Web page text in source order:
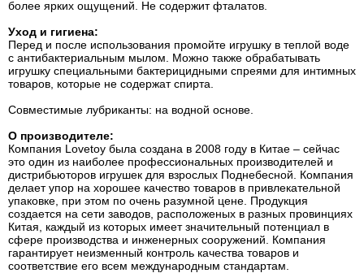
более ярких ощущений. Не содержит фталатов.
Уход и гигиена:
Перед и после использования промойте игрушку в теплой воде
с антибактериальным мылом. Можно также обрабатывать
игрушку специальными бактерицидными спреями для интимных
товаров, которые не содержат спирта.
Совместимые лубриканты: на водной основе.
О производителе:
Компания Lovetoy была создана в 2008 году в Китае – сейчас
это один из наиболее профессиональных производителей и
дистрибьюторов игрушек для взрослых Поднебесной. Компания
делает упор на хорошее качество товаров в привлекательной
упаковке, при этом по очень разумной цене. Продукция
создается на сети заводов, расположеных в разных провинциях
Китая, каждый из которых имеет значительный потенциал в
сфере производства и инженерных сооружений. Компания
гарантирует неизменный контроль качества товаров и
соответствие его всем международным стандартам.